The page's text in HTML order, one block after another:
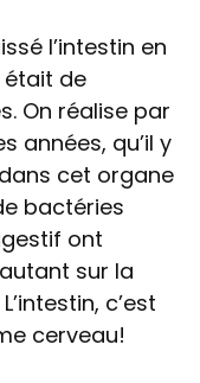
l’intestin en
était de
On réalise par
années, qu’il y
cet organe
bactéries
ont
sur la
c’est
cerveau!